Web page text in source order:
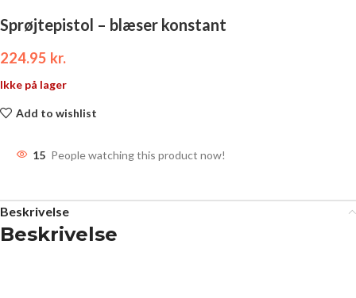
Sprøjtepistol – blæser konstant
224.95 kr.
Ikke på lager
Add to wishlist
15 People watching this product now!
Beskrivelse
Beskrivelse